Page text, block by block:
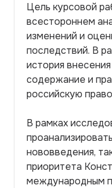
Цель курсовой
всестороннем
изменений и
последствий. В
история
содержание и
российскую
В рамках
нововведения,
приоритета
международным